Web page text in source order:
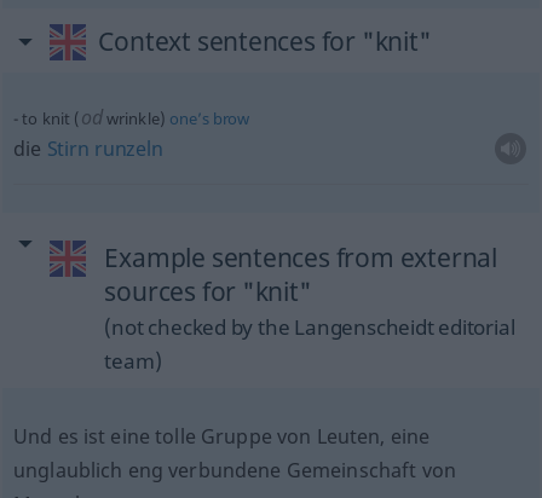
Context sentences for "knit"
to knit (odwrinkle) one’s brow
die Stirn runzeln
Example sentences from external
sources for "knit"
(not checked by the Langenscheidt editorial
team)
Und es ist eine tolle Gruppe von Leuten, eine
unglaublich eng verbundene Gemeinschaft von